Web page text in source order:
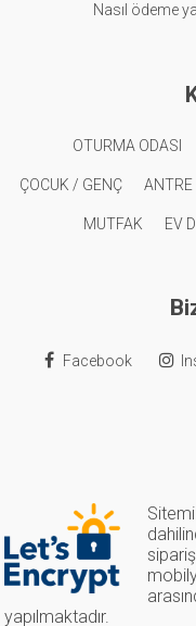
Nasıl ödeme
OTURMA ODASI
ÇOCUK / GENÇ ANTRE
MUTFAK EV
Facebook
yapılmaktadır.